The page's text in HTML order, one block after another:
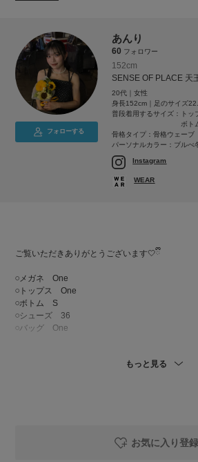
フォローする
あんり
60 フォロワー
152cm
SENSE OF PLACE 天
20代｜女性
身長152cm｜足のサイズ
普段着用するサイズ：
トッ
ボト
骨格タイプ：骨格ウェーブ
パーソナルカラー：ブルべ
Instagram
WEAR
ご覧いただきありがとうございます🤍ྀི
‪𓏸メガネ One
‪𓏸トップス One
‪𓏸ボトム S
‪𓏸シューズ 36
‪𓏸バッグ One
ボトムはワイドなシルエットかつハイウエスト
もっと見る
お気に入り登録